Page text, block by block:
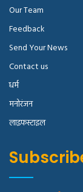
Our Team
Feedback
Send Your News
Contact us
धर्म
मनोरंजन
लाइफस्टाइल